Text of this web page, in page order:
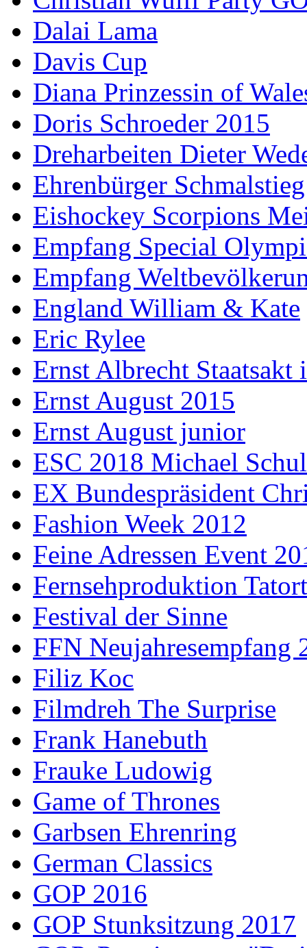
Dalai Lama
Davis Cup
Diana Prinzessin of
Doris Schroeder 2015
Dreharbeiten Dieter
Ehrenbürger Schmalstieg
Eishockey Scorpions
Empfang Special
Empfang
England William & Kate
Eric Rylee
Ernst Albrecht Staatsakt
Ernst August 2015
Ernst August junior
ESC 2018 Michael
EX Bundespräsident
Fashion Week 2012
Feine Adressen Event
Fernsehproduktion Tatort
Festival der Sinne
FFN Neujahresempfang
Filiz Koc
Filmdreh The Surprise
Frank Hanebuth
Frauke Ludowig
Game of Thrones
Garbsen Ehrenring
German Classics
GOP 2016
GOP Stunksitzung 2017